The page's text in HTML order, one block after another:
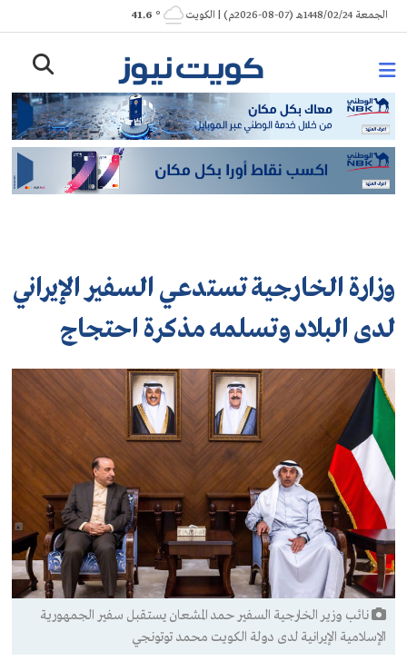
Skip
to
الجمعة 1448/02/24هـ (07-08-2026م) | الكويت ° 41.6
وزارة الخارجية تستدعي السفير الإيراني
لدى البلاد وتسلمه مذكرة احتجاج
نائب وزير الخارجية السفير حمد المشعان يستقبل سفير الجمهورية
الإسلامية الإيرانية لدى دولة الكويت محمد توتونجي